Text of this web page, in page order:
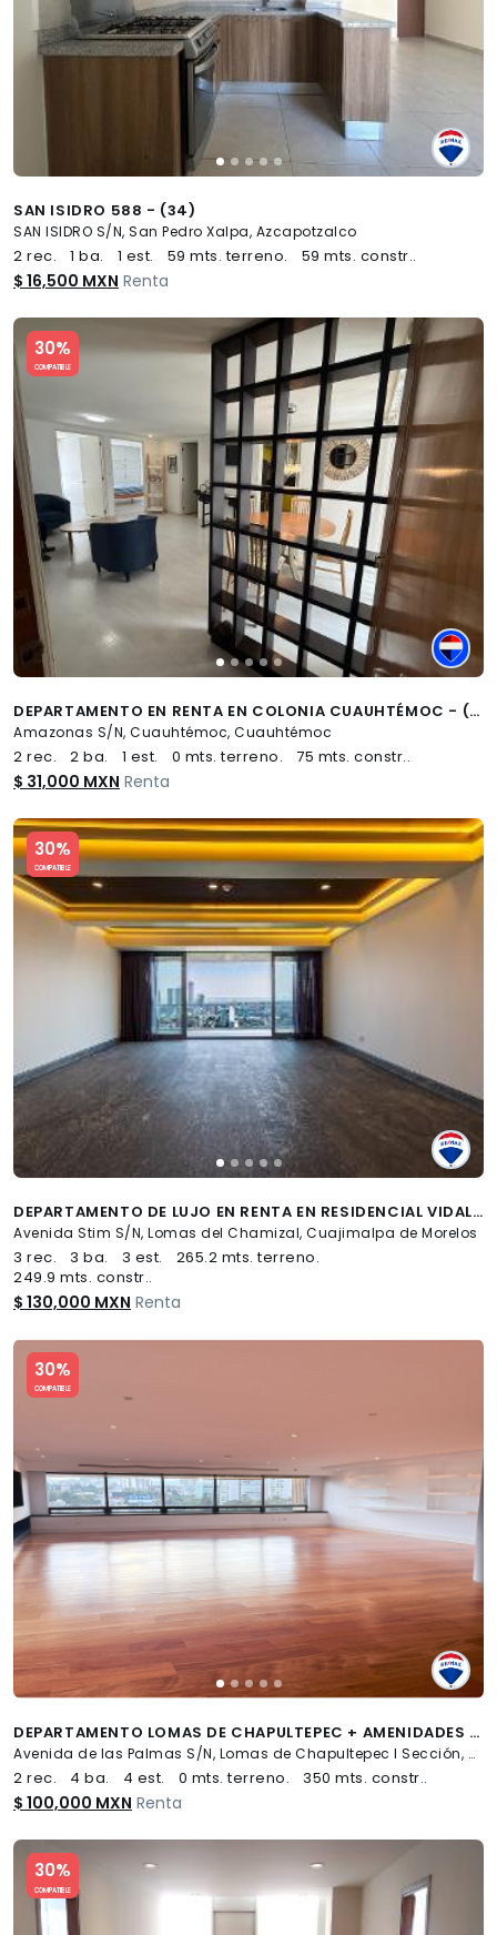
SAN ISIDRO 588 - (34)
SAN ISIDRO S/N, San Pedro Xalpa, Azcapotzalco
2 rec. 1 ba. 1 est. 59 mts. terreno. 59 mts. constr..
$ 16,500 MXN Renta
30%
COMPATIBLE
Slide 1 of 5
DEPARTAMENTO EN RENTA EN COLONIA CUAUHTÉMOC - (34)
Amazonas S/N, Cuauhtémoc, Cuauhtémoc
2 rec. 2 ba. 1 est. 0 mts. terreno. 75 mts. constr..
$ 31,000 MXN Renta
30%
COMPATIBLE
Slide 1 of 5
DEPARTAMENTO DE LUJO EN RENTA EN RESIDENCIAL VIDALTA, LOMAS DEL CHAMIZAL - (34)
Avenida Stim S/N, Lomas del Chamizal, Cuajimalpa de Morelos
3 rec. 3 ba. 3 est.
265.2 mts. terreno.
249.9 mts. constr..
$ 130,000 MXN Renta
30%
COMPATIBLE
Slide 1 of 5
DEPARTAMENTO LOMAS DE CHAPULTEPEC + AMENIDADES + 4 ESTACIONAMIENTOS - (34)
Avenida de las Palmas S/N, Lomas de Chapultepec I Sección, Miguel Hidalgo
2 rec. 4 ba. 4 est. 0 mts. terreno. 350 mts. constr..
$ 100,000 MXN Renta
30%
COMPATIBLE
Slide 1 of 5